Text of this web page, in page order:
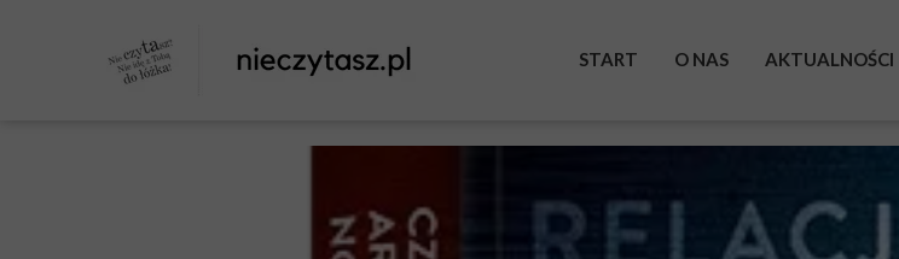
START O NAS
ZRZUTKA
AKTUALNOŚCI